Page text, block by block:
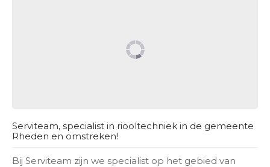
Serviteam, specialist in riooltechniek in de gemeente
Rheden en omstreken!
Bij Serviteam zijn we specialist op het gebied van